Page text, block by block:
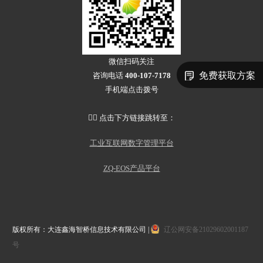
微信扫码关注
咨询电话 400-107-7178
手机端点击拨号
👇🏻 点击下方链接跳转至：
工业互联网数字管理平台
ZQ-EOS产品平台
版权所有：大连鑫海智桥信息技术有限公司 |
辽公网安备21029602001187
号
免费获取方案